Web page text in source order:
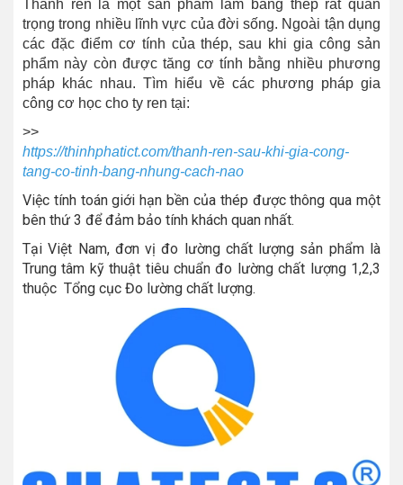
Thanh ren là một sản phẩm làm bằng thép rất quan
trọng trong nhiều lĩnh vực của đời sống. Ngoài tận dụng
các đặc điểm cơ tính của thép, sau khi gia công sản
phẩm này còn được tăng cơ tính bằng nhiều phương
pháp khác nhau. Tìm hiểu về các phương pháp gia
công cơ học cho ty ren tại:
>>
https://thinhphatict.com/thanh-ren-sau-khi-gia-cong-
tang-co-tinh-bang-nhung-cach-nao
Việc tính toán giới hạn bền của thép được thông qua một
bên thứ 3 để đảm bảo tính khách quan nhất.
Tại Việt Nam, đơn vị đo lường chất lượng sản phẩm là
Trung tâm kỹ thuật tiêu chuẩn đo lường chất lượng 1,2,3
thuộc Tổng cục Đo lường chất lượng.